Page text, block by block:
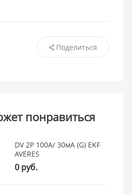
Поделиться
понравиться
DV 2P 100А/ 30мА (G) EKF
AVERES
0 руб.